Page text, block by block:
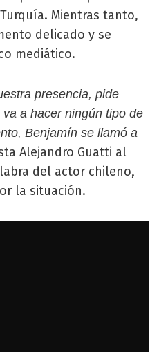
Mientras tanto,
delicado y se
mediático.
presencia, pide
a hacer ningún tipo de
Benjamín se llamó a
Alejandro Guatti al
del actor chileno,
la situación.